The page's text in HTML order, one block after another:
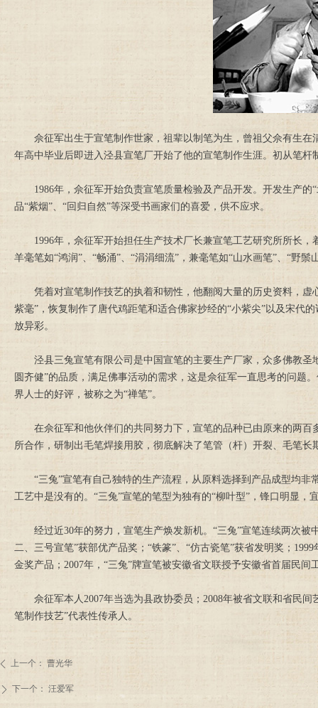
上一个： 曹光华
ꄲ 下一个： 汪爱军
佘征军出生于宣笔制作世家，祖辈以制笔为生，曾祖父佘有生
年高中毕业后即进入泾县宣笔厂开始了他的宣笔制作生涯。初从笔
1986年，佘征军开始负责宣笔质量检验及产品开发。开发生产的“
品“紫烟”、“回归自然”等深受书画家们的喜爱，供不应求。
1996年，佘征军开始担任生产技术厂长兼宣笔工艺研究所所长，
羊毫笔如“鸿润”、“畅涌”、“涓涓细流”，兼毫笔如“山水画笔”、“野
凭着对宣笔制作技艺的执着和韧性，他翻阅大量的历史资料，虚
紫毫”，恢复制作了唐代鸡距笔和适合佛家抄经的“小紫尖”以及宋代
放异彩。
泾县三兔宣笔有限公司是中国宣笔的主要生产厂家，众多佛教圣
圆齐健”的品质，满足佛事活动的需求，这是佘征军一直思考的问题
界人士的好评，被称之为“禅笔”。
在佘征军和他伙伴们的共同努力下，宣笔的品种已由原来的两百
所合作，研制出毛笔焊接用胶，彻底解决了笔管（杆）开裂、毛笔长
“三兔”宣笔有自己独特的生产流程，从原料选择到产品成型均非
工艺中是没有的。“三兔”宣笔的笔型为独有的“柳叶型”，锋口明显，
经过近30年的努力，宣笔生产焕发新机。“三兔”宣笔连续两次被
二、三号宣笔”获部优产品奖；“铁篆”、“仿古瓷笔”获省发明奖；
金奖产品；2007年，“三兔”牌宣笔被安徽省文联授予安徽省首届民间
佘征军本人2007年当选为县政协委员；2008年被省文联和省民间
笔制作技艺”代表性传承人。